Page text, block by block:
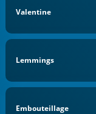
Valentine
Lemmings
Embouteillage